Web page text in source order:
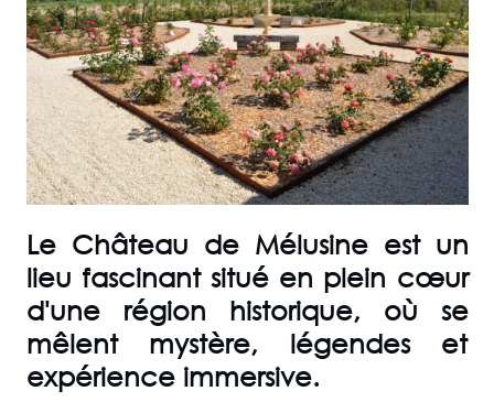
Le Château de Mélusineest un
lieu fascinant situé en plein cœur
d'une région historique, où se
mêlent mystère, légendes et
expérience immersive.